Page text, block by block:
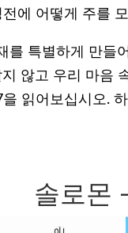
에 어떻게 주를
를 특별하게 만들
않고 우리 마음
읽어보십시오.
솔로몬